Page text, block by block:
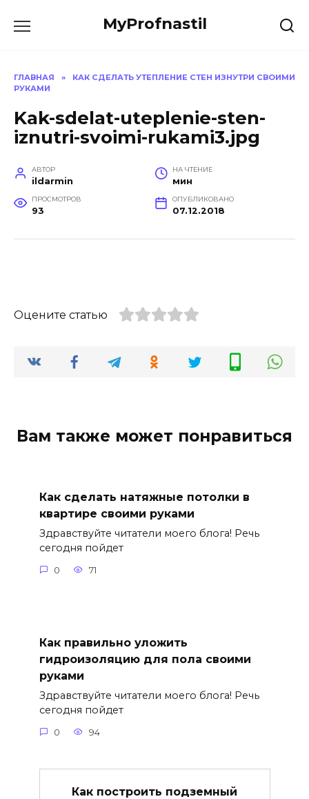
MyProfnastil
ГЛАВНАЯ »
КАК СДЕЛАТЬ УТЕПЛЕНИЕ СТЕН ИЗНУТРИ СВОИМИ
РУКАМИ
Kak-sdelat-uteplenie-sten-
iznutri-svoimi-rukami3.jpg
АВТОР
ildarmin
НА ЧТЕНИЕ
мин
ПРОСМОТРОВ
93
ОПУБЛИКОВАНО
07.12.2018
Оцените статью
Вам также может понравиться
Как сделать натяжные потолки в
квартире своими руками
Здравствуйте читатели моего блога! Речь
сегодня пойдет
0 71
Как правильно уложить
гидроизоляцию для пола своими
руками
Здравствуйте читатели моего блога! Речь
сегодня пойдет
0 94
Как построить подземный